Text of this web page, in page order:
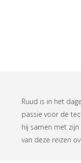
Ruud is in het
passie voor de
hij samen met
van deze reizen